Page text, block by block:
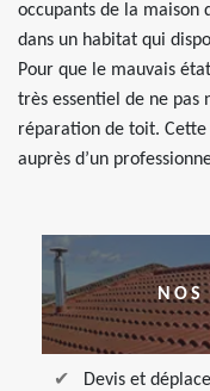
occupants de la maison
dans un habitat qui
Pour que le mauvais
très essentiel de ne pas
réparation de toit.
auprès d’un
NOS
Devis et